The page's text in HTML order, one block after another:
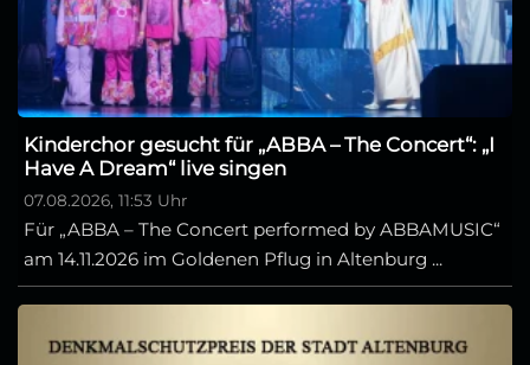
Kinderchor gesucht für „ABBA – The Concert“: „I
Have A Dream“ live singen
07.08.2026, 11:53 Uhr
Für „ABBA – The Concert performed by ABBAMUSIC“
am 14.11.2026 im Goldenen Pflug in Altenburg ...